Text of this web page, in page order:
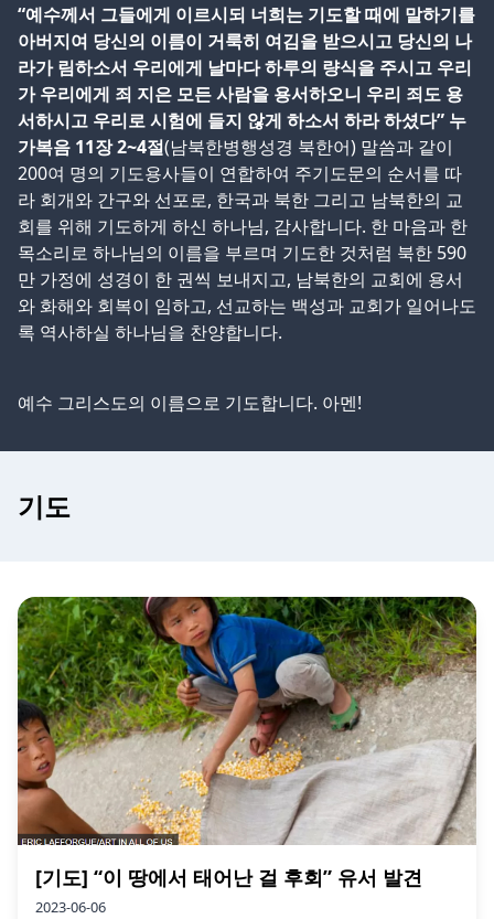
“예수께서 그들에게 이르시되 너희는 기도할 때에 말하기를
아버지여 당신의 이름이 거룩히 여김을 받으시고 당신의 나
라가 림하소서 우리에게 날마다 하루의 량식을 주시고 우리
가 우리에게 죄 지은 모든 사람을 용서하오니 우리 죄도 용
서하시고 우리로 시험에 들지 않게 하소서 하라 하셨다” 누
가복음 11장 2~4절(남북한병행성경 북한어) 말씀과 같이
200여 명의 기도용사들이 연합하여 주기도문의 순서를 따
라 회개와 간구와 선포로, 한국과 북한 그리고 남북한의 교
회를 위해 기도하게 하신 하나님, 감사합니다. 한 마음과 한
목소리로 하나님의 이름을 부르며 기도한 것처럼 북한 590
만 가정에 성경이 한 권씩 보내지고, 남북한의 교회에 용서
와 화해와 회복이 임하고, 선교하는 백성과 교회가 일어나도
록 역사하실 하나님을 찬양합니다.
예수 그리스도의 이름으로 기도합니다. 아멘!
기도
[기도] “이 땅에서 태어난 걸 후회” 유서 발견
2023-06-06